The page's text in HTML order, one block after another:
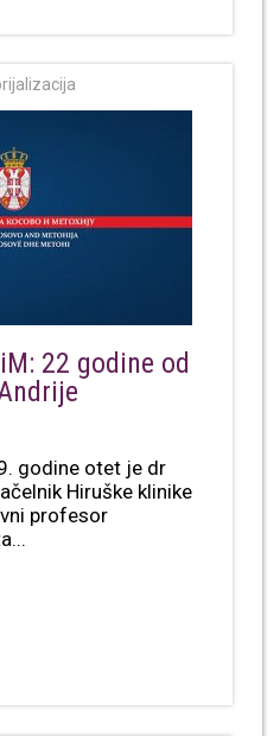
22 godine od
godine otet je dr
Hiruške klinike
profesor